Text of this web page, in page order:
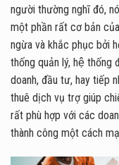
người thường nghĩ đó,
một phần rất cơ bản
ngừa và khắc phục bởi
thống quản lý, hệ thống
doanh, đầu tư, hay tiếp
thuê dịch vụ trợ giúp
rất phù hợp với các
thành công một cách